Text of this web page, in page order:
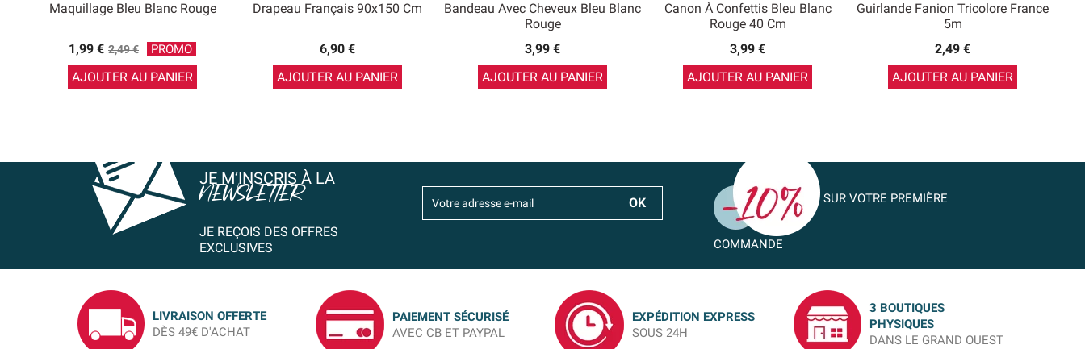
Maquillage Bleu Blanc Rouge
1,99 €Prix
de
base
2,49 € PROMO
AJOUTER AU PANIER
Drapeau Français 90x150 Cm
6,90 €
AJOUTER AU PANIER
Bandeau Avec Cheveux Bleu Blanc
Rouge
3,99 €
AJOUTER AU PANIER
Canon À Confettis Bleu Blanc
Rouge 40 Cm
3,99 €
AJOUTER AU PANIER
Guirlande Fanion Tricolore France
5m
2,49 €
AJOUTER AU PANIER
JE M’INSCRIS À LA
NEWSLETTER
JE REÇOIS DES OFFRES
EXCLUSIVES
SUR VOTRE PREMIÈRE
COMMANDE
LIVRAISON OFFERTE
DÈS 49€ D'ACHAT
PAIEMENT SÉCURISÉ
AVEC CB ET PAYPAL
EXPÉDITION EXPRESS
SOUS 24H
3 BOUTIQUES
PHYSIQUES
DANS LE GRAND OUEST